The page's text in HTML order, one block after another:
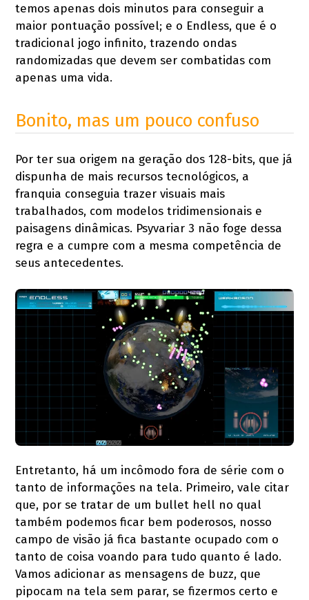
temos apenas dois minutos para conseguir a
maior pontuação possível; e o Endless, que é o
tradicional jogo infinito, trazendo ondas
randomizadas que devem ser combatidas com
apenas uma vida.
Bonito, mas um pouco confuso
Por ter sua origem na geração dos 128-bits, que já
dispunha de mais recursos tecnológicos, a
franquia conseguia trazer visuais mais
trabalhados, com modelos tridimensionais e
paisagens dinâmicas. Psyvariar 3 não foge dessa
regra e a cumpre com a mesma competência de
seus antecedentes.
Entretanto, há um incômodo fora de série com o
tanto de informações na tela. Primeiro, vale citar
que, por se tratar de um bullet hell no qual
também podemos ficar bem poderosos, nosso
campo de visão já fica bastante ocupado com o
tanto de coisa voando para tudo quanto é lado.
Vamos adicionar as mensagens de buzz, que
pipocam na tela sem parar, se fizermos certo e